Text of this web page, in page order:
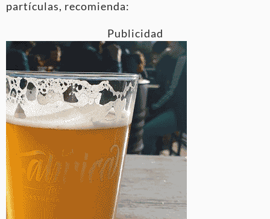
partículas, recomienda:
Publicidad